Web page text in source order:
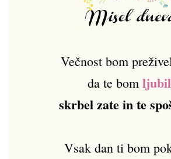
Večnost bom
da te bom ljubil
skrbel zate in te
Vsak dan ti bom